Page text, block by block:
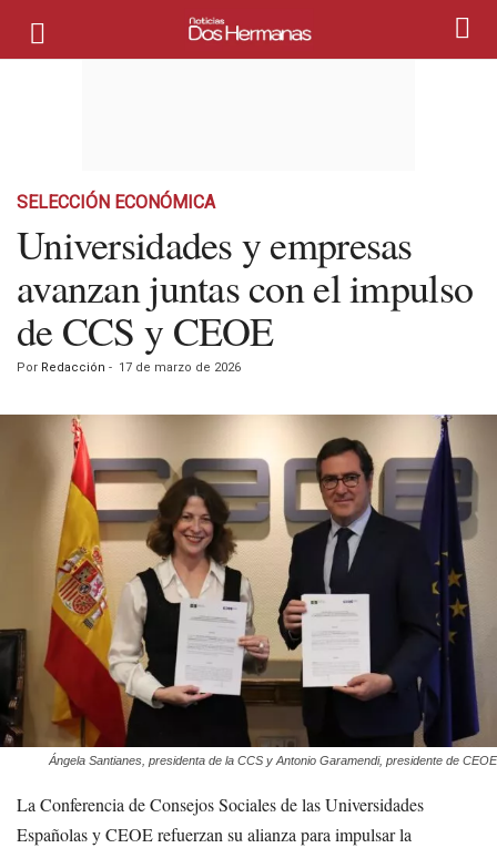
SELECCIÓN ECONÓMICA
Universidades y empresas
avanzan juntas con el impulso
de CCS y CEOE
Por Redacción - 17 de marzo de 2026
Ángela Santianes, presidenta de la CCS y Antonio Garamendi, presidente de CEOE
La Conferencia de Consejos Sociales de las Universidades
Españolas y CEOE refuerzan su alianza para impulsar la